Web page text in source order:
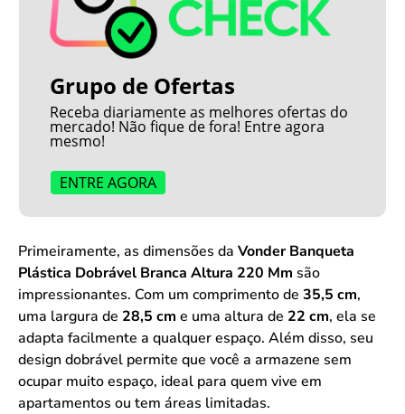
Grupo de Ofertas
Receba diariamente as melhores ofertas do
mercado! Não fique de fora! Entre agora
mesmo!
ENTRE AGORA
Primeiramente, as dimensões da Vonder Banqueta
Plástica Dobrável Branca Altura 220 Mm são
impressionantes. Com um comprimento de 35,5 cm,
uma largura de 28,5 cm e uma altura de 22 cm, ela se
adapta facilmente a qualquer espaço. Além disso, seu
design dobrável permite que você a armazene sem
ocupar muito espaço, ideal para quem vive em
apartamentos ou tem áreas limitadas.